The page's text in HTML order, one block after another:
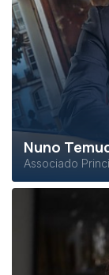
Nuno
Associado